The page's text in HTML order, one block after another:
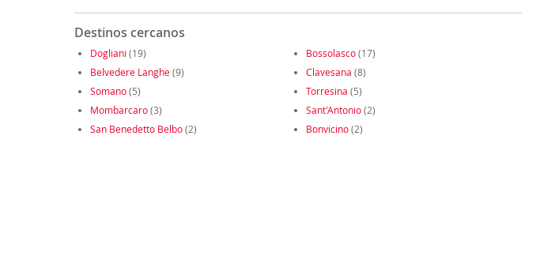
Destinos cercanos
Dogliani (19) Bossolasco(17)
Belvedere Langhe(9) Clavesana (8)
Somano(5) Torresina (5)
Mombarcaro(3) Sant'Antonio(2)
San Benedetto Belbo(2) Bonvicino(2)